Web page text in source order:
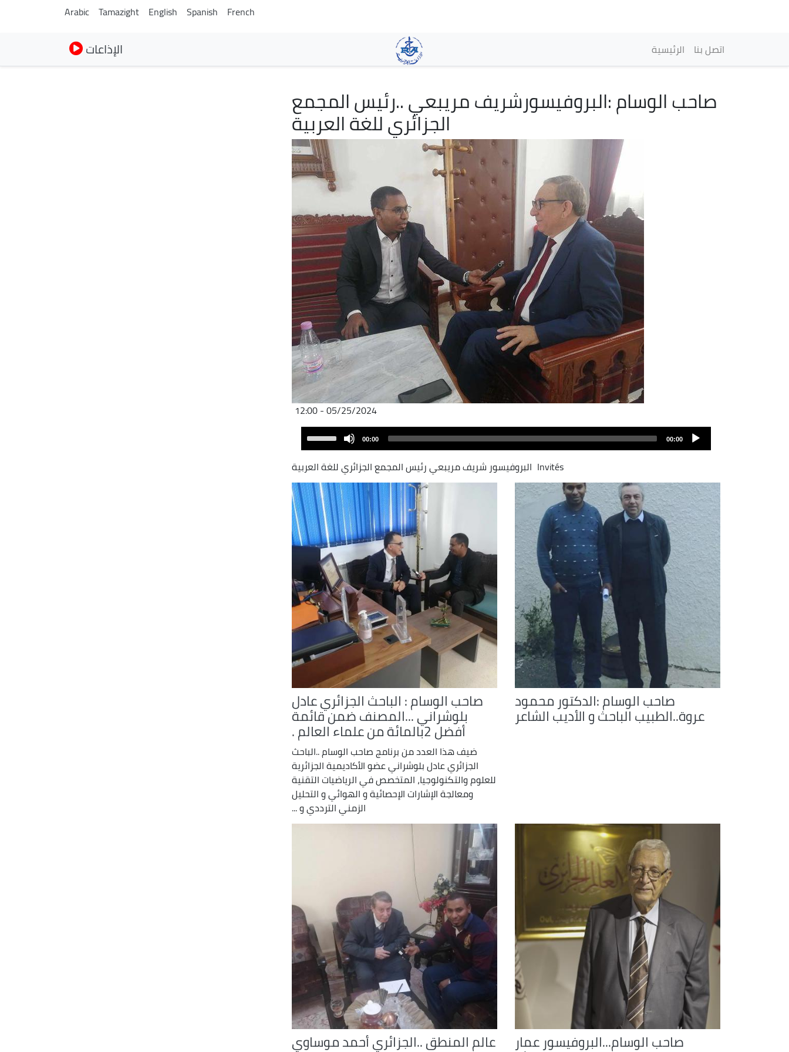
main
content
Arabic Tamazight English Spanish French
الإذاعات Main navigation
الرئيسية اتصل بنا
صاحب الوسام :البروفيسورشريف مريبعي ..رئيس المجمع
الجزائري للغة العربية
05/25/2024 - 12:00
Player
00:00
00:00
keys
to
increase
or
decrease
volume.
Invités البروفيسور شريف مريبعيرئيس المجمع الجزائري للغة العربية
صاحب الوسام :الدكتور محمود
عروة..الطبيب الباحث و الأديب الشاعر
صاحب الوسام : الباحث الجزائري عادل
بلوشراني ...المصنف ضمن قائمة
أفضل 2بالمائة من علماء العالم .
ضيف هذا العدد من برنامج صاحب الوسام ..الباحث
الجزائري عادل بلوشراني عضو الأكاديمية الجزائرية
للعلوم والتكنولوجيا، المتخصص في الرياضيات التقنية
ومعالجة الإشارات الإحصائية و الهوائي و التحليل
الزمني الترددي و ...
صاحب الوسام...البروفيسور عمار عالم المنطق ..الجزائري أحمد موساوي